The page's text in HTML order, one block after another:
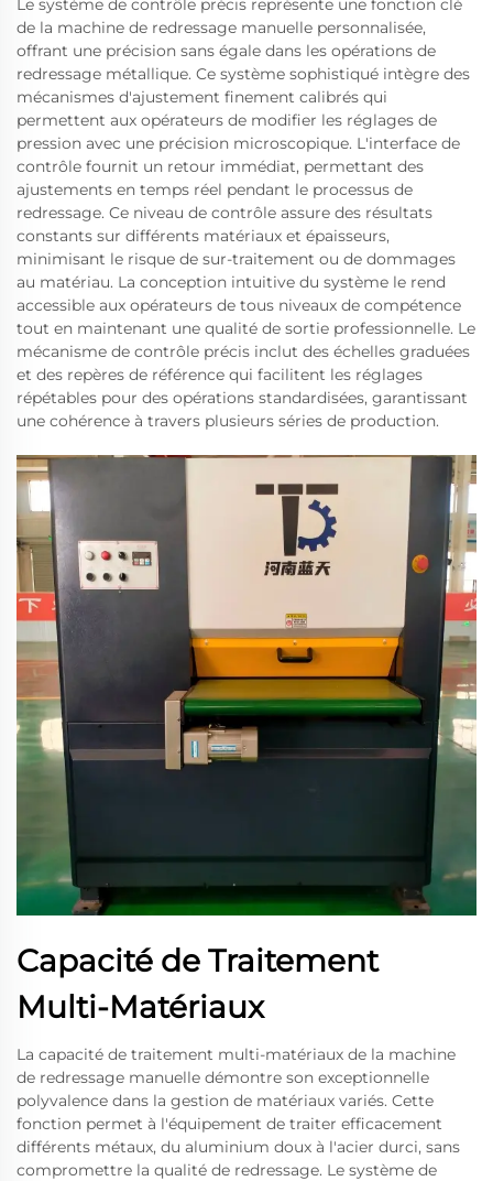
de la machine de redressage manuelle personnalisée,
offrant une précision sans égale dans les opérations de
redressage métallique. Ce système sophistiqué intègre des
mécanismes d'ajustement finement calibrés qui
permettent aux opérateurs de modifier les réglages de
pression avec une précision microscopique. L'interface de
contrôle fournit un retour immédiat, permettant des
ajustements en temps réel pendant le processus de
redressage. Ce niveau de contrôle assure des résultats
constants sur différents matériaux et épaisseurs,
minimisant le risque de sur-traitement ou de dommages
au matériau. La conception intuitive du système le rend
accessible aux opérateurs de tous niveaux de compétence
tout en maintenant une qualité de sortie professionnelle. Le
mécanisme de contrôle précis inclut des échelles graduées
et des repères de référence qui facilitent les réglages
répétables pour des opérations standardisées, garantissant
une cohérence à travers plusieurs séries de production.
Capacité de Traitement
Multi-Matériaux
La capacité de traitement multi-matériaux de la machine
de redressage manuelle démontre son exceptionnelle
polyvalence dans la gestion de matériaux variés. Cette
fonction permet à l'équipement de traiter efficacement
différents métaux, du aluminium doux à l'acier durci, sans
compromettre la qualité de redressage. Le système de